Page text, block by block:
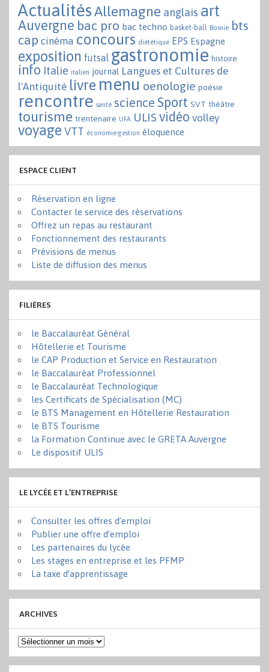
ActualitésAllemagne anglais art
Auvergne bac pro bac techno basket-ball Bosnie bts
cap cinéma concours diététique EPS Espagne
exposition futsal gastronomie histoire
info Italie italien journal Langues et Cultures de
l'Antiquité livre menu oenologie poésie
rencontre santé science Sport SVT théâtre
tourisme trentenaire UFA ULIS vidéo volley
voyage VTT économie-gestion éloquence
ESPACE CLIENT
Réservation en ligne
Contacter le service des réservations
Offrez un repas au restaurant
Fonctionnement des restaurants
Prévisions de menus
Liste de diffusion des menus
FILIÈRES
le Baccalauréat Général
Hôtellerie et Tourisme
le CAP Production et Service en Restauration
le Baccalauréat Professionnel
le Baccalauréat Technologique
les Certificats de Spécialisation (MC)
le BTS Management en Hôtellerie Restauration
le BTS Tourisme
la Formation Continue avec le GRETA Auvergne
Le dispositif ULIS
LE LYCÉE ET L’ENTREPRISE
Consulter les offres d’emploi
Publier une offre d’emploi
Les partenaires du lycée
Les stages en entreprise et les PFMP
La taxe d’apprentissage
ARCHIVES
Archives